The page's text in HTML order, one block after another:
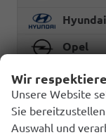
Hyundai
Opel
Seat
Skoda
Wir
Unsere Website
Sie
Auswahl und